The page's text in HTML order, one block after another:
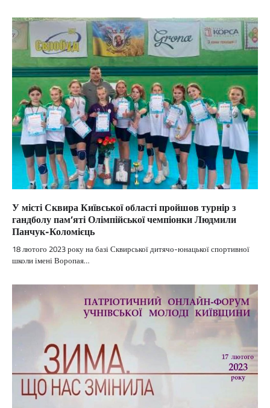
У місті Сквира Київської області пройшов турнір з
гандболу пам’яті Олімпійської чемпіонки Людмили
Панчук-Коломієць
18 лютого 2023 року на базі Сквирської дитячо-юнацької спортивної
школи імені Воропая…